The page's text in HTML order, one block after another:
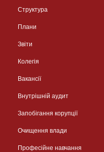
Структура
Плани
Звіти
Колегія
Вакансії
Внутрішній аудит
Запобігання корупції
Очищення влади
Професійне навчання